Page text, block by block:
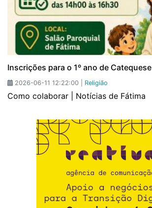
Inscrições para o 1º ano de Catequese
2026-06-11 12:22:00 | Religião
Como colaborar | Notícias de Fátima